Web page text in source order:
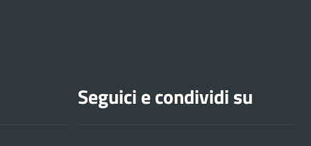
Seguici e condividi su